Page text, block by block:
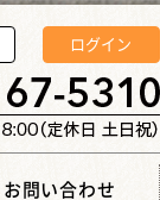
ログイン
お問い合わせ